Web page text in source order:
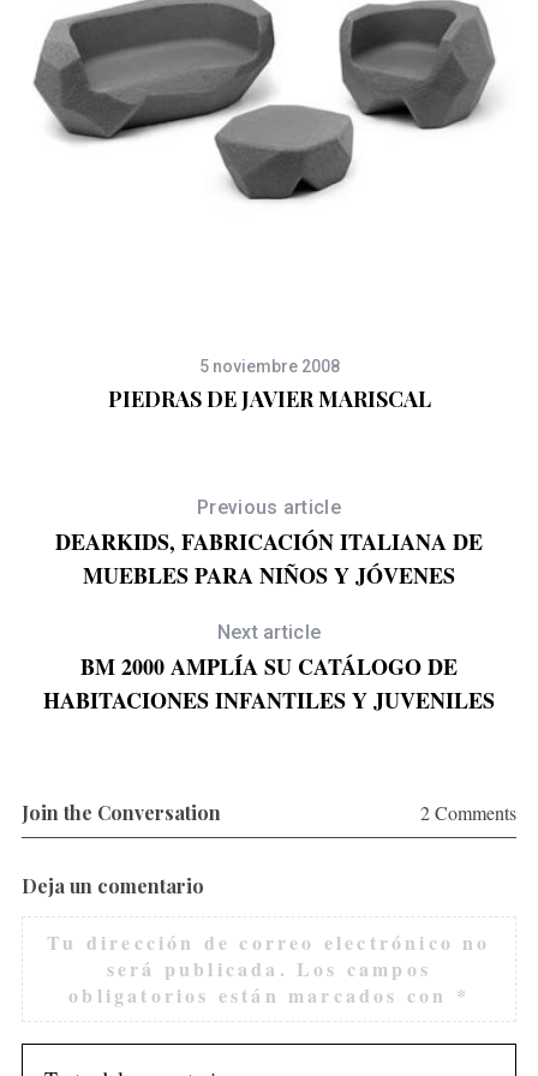
5 noviembre 2008
PIEDRAS DE JAVIER MARISCAL
Previous article
DEARKIDS, FABRICACIÓN ITALIANA DE
MUEBLES PARA NIÑOS Y JÓVENES
Next article
BM 2000 AMPLÍA SU CATÁLOGO DE
HABITACIONES INFANTILES Y JUVENILES
Join the Conversation 2 Comments
Deja un comentario
Tu dirección de correo electrónico no
será publicada. Los campos
obligatorios están marcados con *